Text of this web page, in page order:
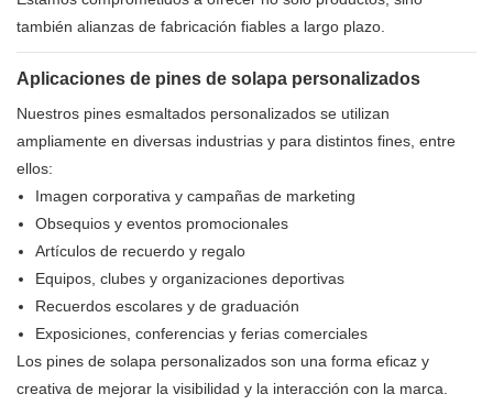
también alianzas de fabricación fiables a largo plazo.
Aplicaciones de pines de solapa personalizados
Nuestros pines esmaltados personalizados se utilizan
ampliamente en diversas industrias y para distintos fines, entre
ellos:
Imagen corporativa y campañas de marketing
Obsequios y eventos promocionales
Artículos de recuerdo y regalo
Equipos, clubes y organizaciones deportivas
Recuerdos escolares y de graduación
Exposiciones, conferencias y ferias comerciales
Los pines de solapa personalizados son una forma eficaz y
creativa de mejorar la visibilidad y la interacción con la marca.